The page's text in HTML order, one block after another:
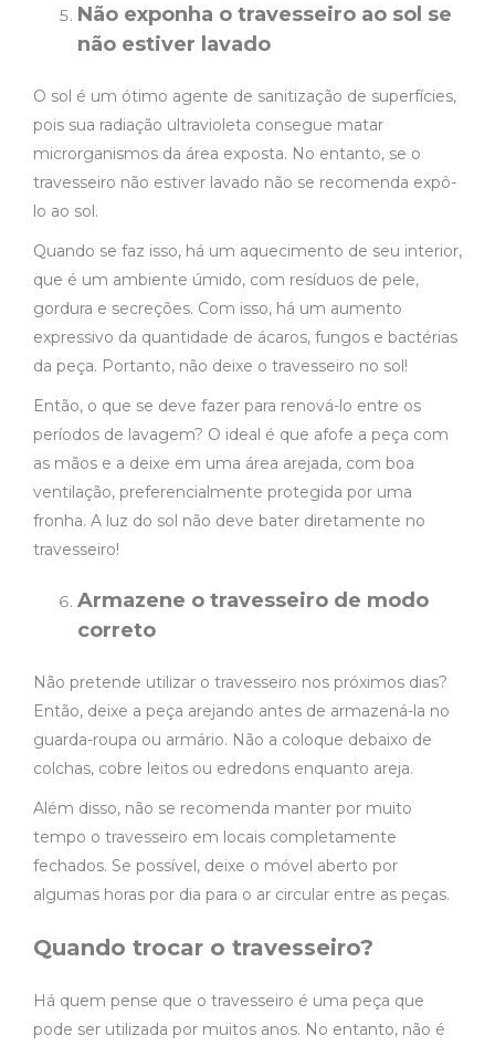
Não exponha o travesseiro ao sol se
não estiver lavado
O sol é um ótimo agente de sanitização de superfícies,
pois sua radiação ultravioleta consegue matar
microrganismos da área exposta. No entanto, se o
travesseiro não estiver lavado não se recomenda expô-
lo ao sol.
Quando se faz isso, há um aquecimento de seu interior,
que é um ambiente úmido, com resíduos de pele,
gordura e secreções. Com isso, há um aumento
expressivo da quantidade de ácaros, fungos e bactérias
da peça. Portanto, não deixe o travesseiro no sol!
Então, o que se deve fazer para renová-lo entre os
períodos de lavagem? O ideal é que afofe a peça com
as mãos e a deixe em uma área arejada, com boa
ventilação, preferencialmente protegida por uma
fronha. A luz do sol não deve bater diretamente no
travesseiro!
Armazene o travesseiro de modo
correto
Não pretende utilizar o travesseiro nos próximos dias?
Então, deixe a peça arejando antes de armazená-la no
guarda-roupa ou armário. Não a coloque debaixo de
colchas, cobre leitos ou edredons enquanto areja.
Além disso, não se recomenda manter por muito
tempo o travesseiro em locais completamente
fechados. Se possível, deixe o móvel aberto por
algumas horas por dia para o ar circular entre as peças.
Quando trocar o travesseiro?
Há quem pense que o travesseiro é uma peça que
pode ser utilizada por muitos anos. No entanto, não é